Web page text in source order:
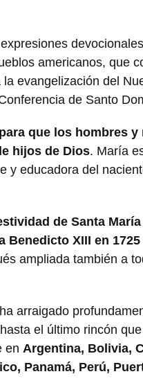
americanos, que
evangelización del
de Santo
que los hombres
hijos de Dios. María
y educadora del
de Santa
Benedicto XIII en
ampliada también a
arraigado
el último rincón
en Argentina, Bolivia,
Panamá, Perú,